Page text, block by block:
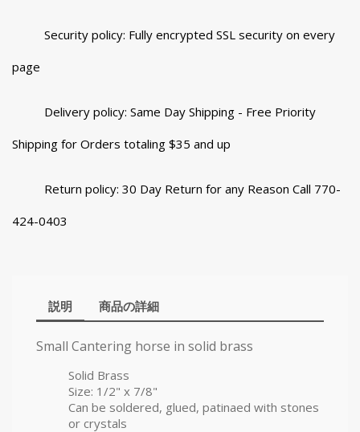
Security policy: Fully encrypted SSL security on every
page
Delivery policy: Same Day Shipping - Free Priority
Shipping for Orders totaling $35 and up
Return policy: 30 Day Return for any Reason Call 770-
424-0403
説明 商品の詳細
Small Cantering horse in solid brass
Solid Brass
Size: 1/2" x 7/8"
Can be soldered, glued, patinaed with stones
or crystals